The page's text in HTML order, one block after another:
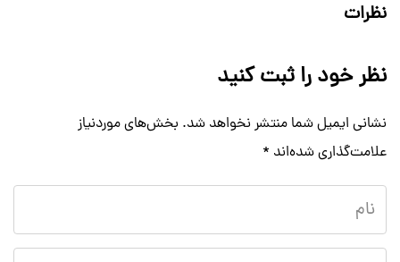
نظرات
نظر خود را ثبت کنید
نشانی ایمیل شما منتشر نخواهد شد. بخش‌های موردنیاز
علامت‌گذاری شده‌اند *